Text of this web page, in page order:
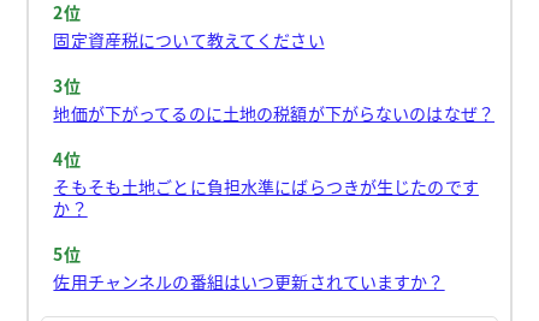
2位
固定資産税について教えてください
3位
地価が下がってるのに土地の税額が下がらないのはなぜ？
4位
そもそも土地ごとに負担水準にばらつきが生じたのです
か？
5位
佐用チャンネルの番組はいつ更新されていますか？